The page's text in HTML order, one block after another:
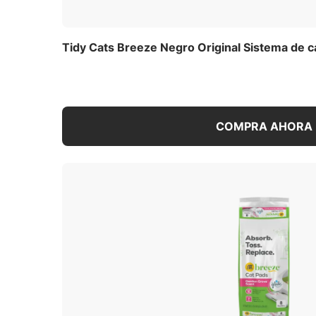
sistema ofrece un potente control de
Los pellets de Litter de zeolita
sólidos, permitiendo que la orina pase
encuentran debajo. Los pellets de Litter
sólidos para un mejor control del olor y
lugar, manteniéndolas alejadas de tus
sistema de caja de arena para gatos
Litter de tu gatito, al mismo tiempo que
Tidy Cats Breeze Negro Original Sistema de
COMPRA AHORA